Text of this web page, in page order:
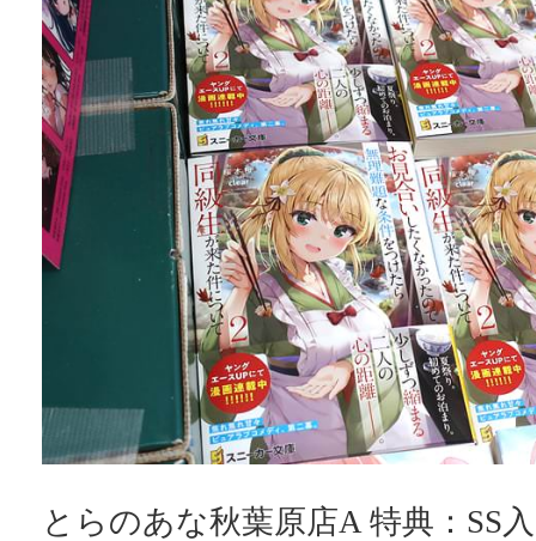
とらのあな秋葉原店A 特典：SS